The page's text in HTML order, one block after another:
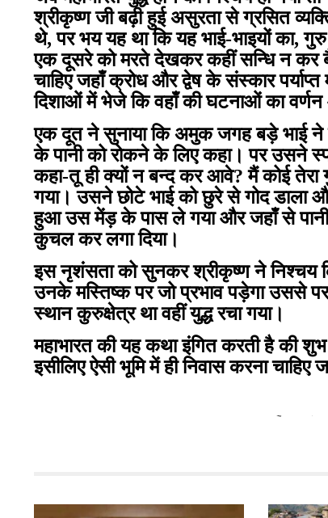
श्रीकृष्ण जी बढ़ी हुई असुरता से ग्रसित
थे, पर भय यह था कि यह भाई-भाइयों का, गुरु
एक दूसरे को मरते देखकर कहीं सन्धि न कर
चाहिए जहाँ क्रोध और द्वेष के संस्कार
दिशाओं में भेजे कि वहाँ की घटनाओं का
एक दूत ने सुनाया कि अमुक जगह बड़े भाई ने
के पानी को रोकने के लिए कहा। पर उसने
कहा-तू ही क्यों न बन्द कर आवे? मैं कोई
गया। उसने छोटे भाई को छुरे से गोद
हुआ उस मेंड़ के पास ले गया और जहाँ से
कुचल कर लगा दिया।
इस नृशंसता को सुनकर श्रीकृष्ण ने निश्चय
उनके मस्तिष्क पर जो प्रभाव पड़ेगा उससे
स्थान कुरुक्षेत्र था वहीं युद्ध रचा गया।
महाभारत की यह कथा इंगित करती है की
इसीलिए ऐसी भूमि में ही निवास करना चाहिए